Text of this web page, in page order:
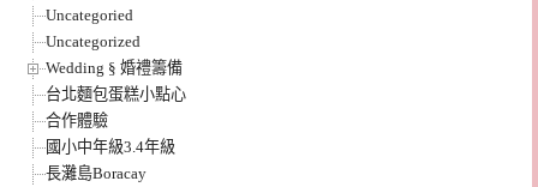
Uncategoried
Uncategorized
Wedding § 婚禮籌備
台北麵包蛋糕小點心
合作體驗
國小中年級3.4年級
長灘島Boracay